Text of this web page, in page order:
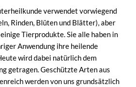
verwendet vorwiegend
Rinden, Blüten und Blätter), aber
Tierprodukte. Sie alle haben in
Anwendung ihre heilende
wird dabei natürlich dem
getragen. Geschützte Arten aus
werden von uns grundsätzlich